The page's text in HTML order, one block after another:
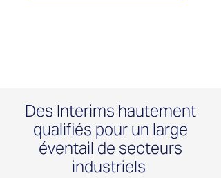
Des Interims hautement
qualifiés pour un large
éventail de secteurs
industriels